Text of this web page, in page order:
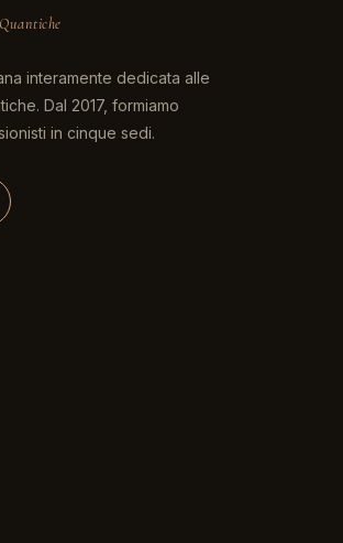
Quantiche
interamente dedicata alle
Dal 2017, formiamo
in cinque sedi.